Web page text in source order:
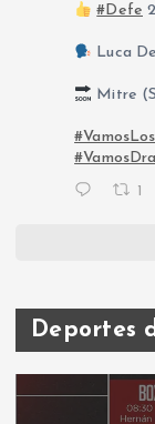
#Defe
Luca
Mitre
Deportes